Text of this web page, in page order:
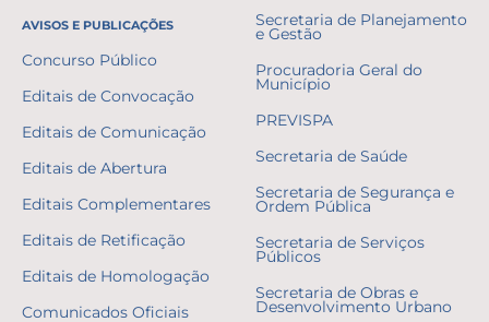
AVISOS E PUBLICAÇÕES
Concurso Público
Editais de Convocação
Editais de Comunicação
Editais de Abertura
Editais Complementares
Editais de Retificação
Editais de Homologação
Comunicados Oficiais
Secretaria de Planejamento
e Gestão
Procuradoria Geral do
Município
PREVISPA
Secretaria de Saúde
Secretaria de Segurança e
Ordem Pública
Secretaria de Serviços
Públicos
Secretaria de Obras e
Desenvolvimento Urbano